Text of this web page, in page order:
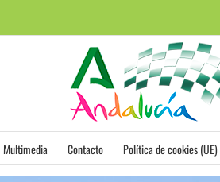
Multimedia Contacto Política de cookies (UE)